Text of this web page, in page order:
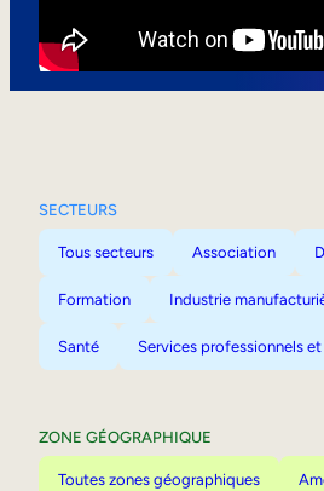
SECTEURS
Tous secteurs Association
Formation Industrie
Santé Services professionnels
ZONE GÉOGRAPHIQUE
Toutes zones géographiques